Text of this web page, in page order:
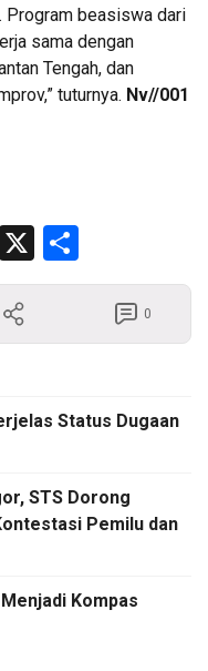
Program beasiswa dari
sama dengan
Tengah, dan
tuturnya. Nv//001
Messenger
X
0
Status Dugaan
STS Dorong
Pemilu dan
Kompas